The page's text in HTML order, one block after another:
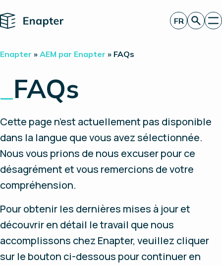
Home
Obtenir un devis
Projets
Partners
Perspectives
Relations investisseurs
FR
Enapter » AEM par Enapter » FAQs
FAQs
Cette page n’est actuellement pas disponible
dans la langue que vous avez sélectionnée.
Nous vous prions de nous excuser pour ce
désagrément et vous remercions de votre
compréhension.
Pour obtenir les dernières mises à jour et
découvrir en détail le travail que nous
accomplissons chez Enapter, veuillez cliquer
sur le bouton ci-dessous pour continuer en